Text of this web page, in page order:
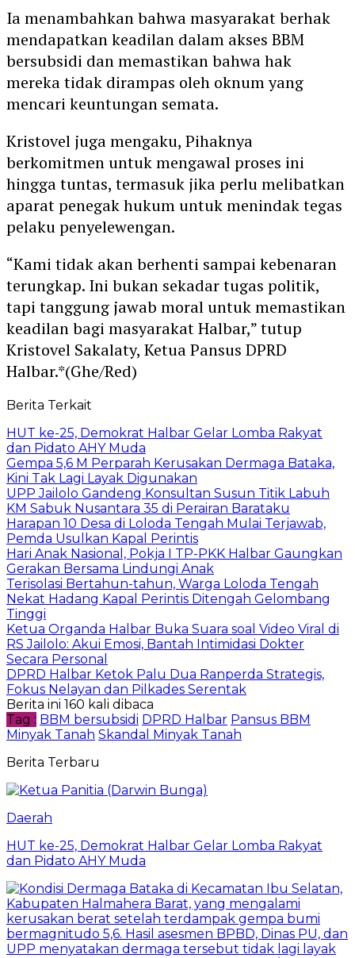
Ia menambahkan bahwa masyarakat berhak
mendapatkan keadilan dalam akses BBM
bersubsidi dan memastikan bahwa hak
mereka tidak dirampas oleh oknum yang
mencari keuntungan semata.
Kristovel juga mengaku, Pihaknya
berkomitmen untuk mengawal proses ini
hingga tuntas, termasuk jika perlu melibatkan
aparat penegak hukum untuk menindak tegas
pelaku penyelewengan.
“Kami tidak akan berhenti sampai kebenaran
terungkap. Ini bukan sekadar tugas politik,
tapi tanggung jawab moral untuk memastikan
keadilan bagi masyarakat Halbar,” tutup
Kristovel Sakalaty, Ketua Pansus DPRD
Halbar.*(Ghe/Red)
Berita Terkait
HUT ke-25, Demokrat Halbar Gelar Lomba Rakyat
dan Pidato AHY Muda
Gempa 5,6 M Perparah Kerusakan Dermaga Bataka,
Kini Tak Lagi Layak Digunakan
UPP Jailolo Gandeng Konsultan Susun Titik Labuh
KM Sabuk Nusantara 35 di Perairan Barataku
Harapan 10 Desa di Loloda Tengah Mulai Terjawab,
Pemda Usulkan Kapal Perintis
Hari Anak Nasional, Pokja I TP-PKK Halbar Gaungkan
Gerakan Bersama Lindungi Anak
Terisolasi Bertahun-tahun, Warga Loloda Tengah
Nekat Hadang Kapal Perintis Ditengah Gelombang
Tinggi
Ketua Organda Halbar Buka Suara soal Video Viral di
RS Jailolo: Akui Emosi, Bantah Intimidasi Dokter
Secara Personal
DPRD Halbar Ketok Palu Dua Ranperda Strategis,
Fokus Nelayan dan Pilkades Serentak
Berita ini 160 kali dibaca
Tag : BBM bersubsidi DPRD Halbar Pansus BBM
Minyak Tanah Skandal Minyak Tanah
Berita Terbaru
Daerah
HUT ke-25, Demokrat Halbar Gelar Lomba Rakyat
dan Pidato AHY Muda